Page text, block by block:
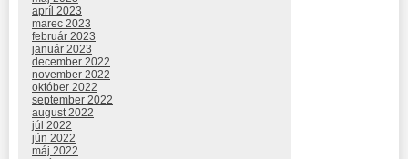
apríl 2023
marec 2023
február 2023
január 2023
december 2022
november 2022
október 2022
september 2022
august 2022
júl 2022
jún 2022
máj 2022